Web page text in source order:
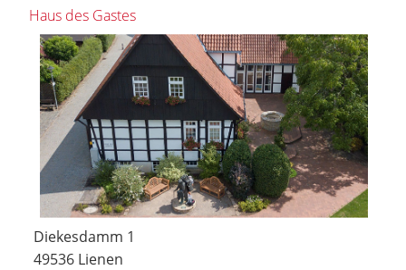
Haus des Gastes
Diekesdamm 1
49536 Lienen